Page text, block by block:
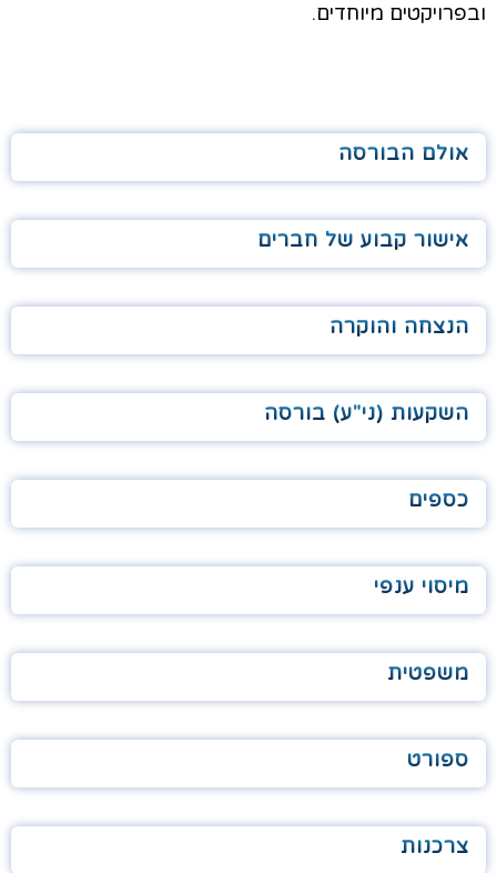
ובפרויקטים מיוחדים.
אולם הבורסה
אישור קבוע של חברים
הנצחה והוקרה
השקעות (ני"ע) בורסה
כספים
מיסוי ענפי
משפטית
ספורט
צרכנות